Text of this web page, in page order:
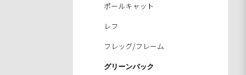
ポールキャット
レフ
フレッグ/フレーム
グリーンバック